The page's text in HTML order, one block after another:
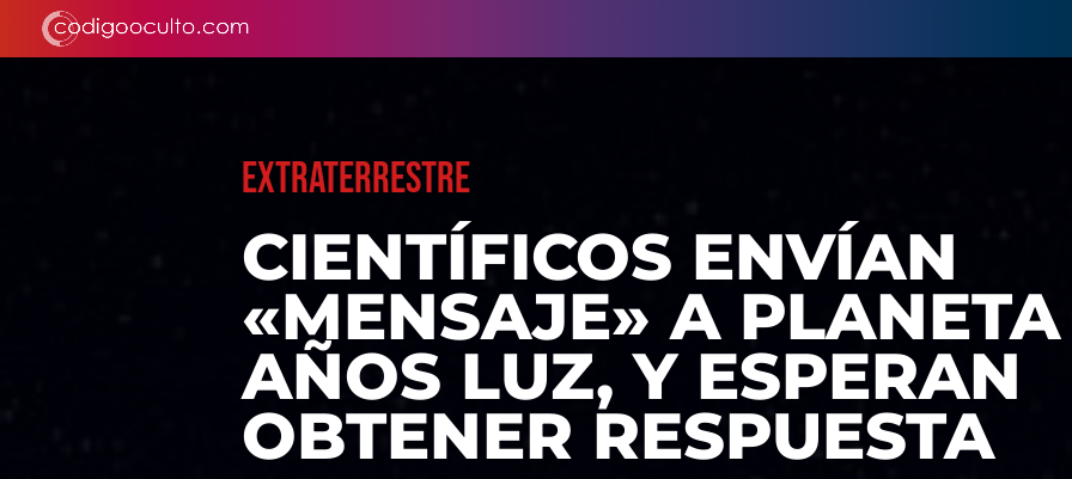
EXTRATERRESTRE
CIENTÍFICOS ENVÍAN
«MENSAJE» A PLANETA
AÑOS LUZ, Y ESPERAN
OBTENER RESPUESTA